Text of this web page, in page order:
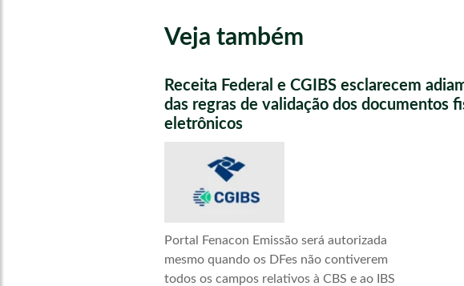
Veja também
Receita Federal e CGIBS esclarecem
das regras de validação dos documentos
eletrônicos
Portal Fenacon Emissão será autorizada
mesmo quando os DFes não contiverem
todos os campos relativos à CBS e ao IBS